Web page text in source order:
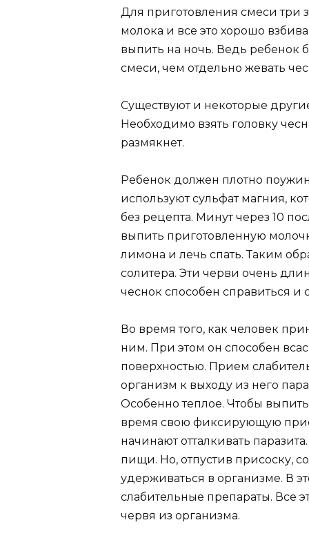
Для приготовления смеси три
молока и все это хорошо
выпить на ночь. Ведь ребенок
смеси, чем отдельно жевать
Существуют и некоторые
Необходимо взять головку
размякнет.
Ребенок должен плотно
используют сульфат магния,
без рецепта. Минут через 10
выпить приготовленную
лимона и лечь спать. Таким
солитера. Эти черви очень
чеснок способен справиться и
Во время того, как человек
ним. При этом он способен
поверхностью. Прием
организм к выходу из него
Особенно теплое. Чтобы
время свою фиксирующую
начинают отталкивать
пищи. Но, отпустив присоску,
удерживаться в организме. В
слабительные препараты. Все
червя из организма.